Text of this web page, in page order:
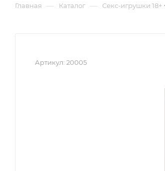
Главная — Каталог — Секс-игрушки 18+
Артикул: 20005